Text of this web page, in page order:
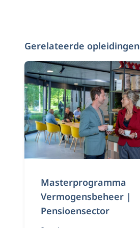
Gerelateerde opleidingen
Masterprogramma
Vermogensbeheer |
Pensioensector